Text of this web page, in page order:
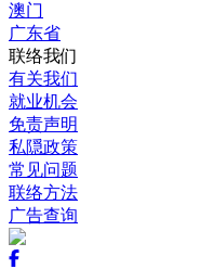
澳门
广东省
联络我们
有关我们
就业机会
免责声明
私隠政策
常见问题
联络方法
广告查询